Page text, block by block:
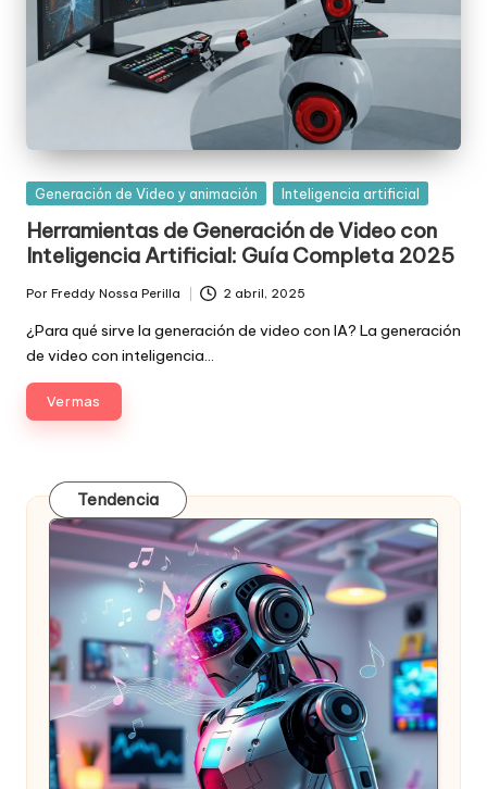
Posted
Generación de Video y animación Inteligencia artificial
Herramientas de Generación de Video con
Inteligencia Artificial: Guía Completa 2025
Publicado
por
Por Freddy Nossa Perilla 2 abril, 2025
¿Para qué sirve la generación de video con IA? La generación
de video con inteligencia…
Ver mas
Tendencia